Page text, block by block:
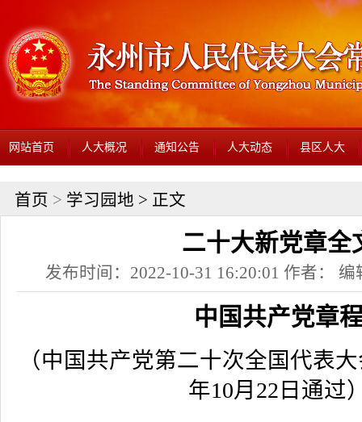
网站首页 人大概况 通知公告 人大动态 县区人大
首页 > 学习园地 > 正文
二十大新党章全
发布时间：2022-10-31 16:20:01 作者：
中国共产党章
（中国共产党第二十次全国代表
年10月22日通过